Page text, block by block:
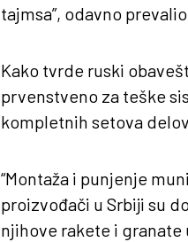
tajmsa”, odavno
Kako tvrde ruski
prvenstveno za teške
kompletnih setova
“Montaža i punjenje
proizvođači u Srbiji su
njihove rakete i granate